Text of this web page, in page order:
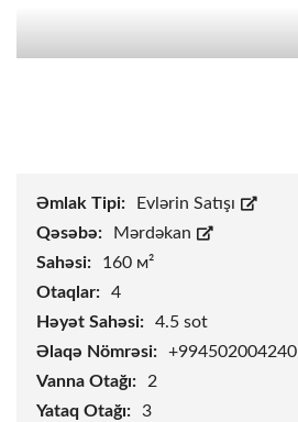
Əmlak Tipi:
Evlərin Satışı
Qəsəbə:
Mərdəkan
Sahəsi:
160 м²
Otaqlar:
4
Həyət Sahəsi:
4.5 sot
Əlaqə Nömrəsi:
+994502004240
Vanna Otağı:
2
Yataq Otağı:
3